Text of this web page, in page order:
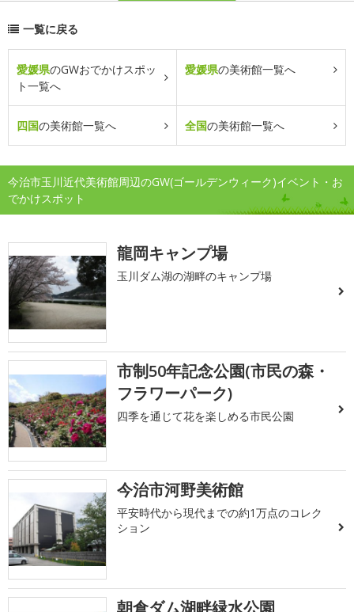
一覧に戻る
愛媛県のGWおでかけスポッ
ト一覧へ
愛媛県の美術館一覧へ
四国の美術館一覧へ 全国の美術館一覧へ
今治市玉川近代美術館周辺のGW(ゴールデンウィーク)イベント・お
でかけスポット
龍岡キャンプ場
玉川ダム湖の湖畔のキャンプ場
市制50年記念公園(市民の森・
フラワーパーク)
四季を通じて花を楽しめる市民公園
今治市河野美術館
平安時代から現代までの約1万点のコレク
ション